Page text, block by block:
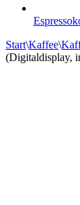
Start\Kaffee\
(Digitaldisplay,